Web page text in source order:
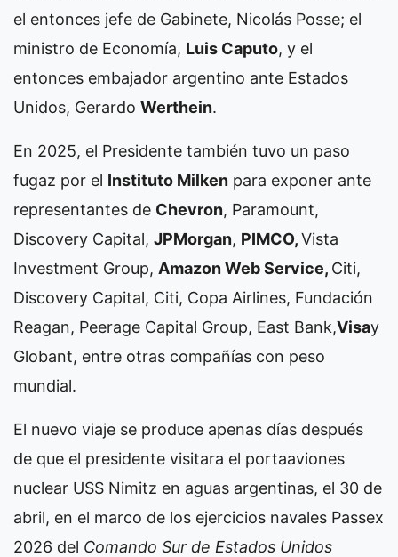
el entonces jefe de Gabinete, Nicolás Posse; el
ministro de Economía, Luis Caputo, y el
entonces embajador argentino ante Estados
Unidos, Gerardo Werthein.
En 2025, el Presidente también tuvo un paso
fugaz por el Instituto Milken para exponer ante
representantes de Chevron, Paramount,
Discovery Capital, JPMorgan, PIMCO,Vista
Investment Group, Amazon Web Service, Citi,
Discovery Capital, Citi, Copa Airlines, Fundación
Reagan, Peerage Capital Group, East Bank,Visay
Globant, entre otras compañías con peso
mundial.
El nuevo viaje se produce apenas días después
de que el presidente visitara el portaaviones
nuclear USS Nimitz en aguas argentinas, el 30 de
abril, en el marco de los ejercicios navales Passex
2026 del Comando Sur de Estados Unidos